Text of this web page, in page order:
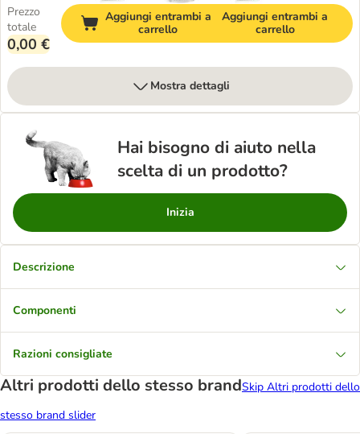
Prezzo
totale
0,00 €
Aggiungi entrambi a
carrello
Aggiungi entrambi a
carrello
Mostra dettagli
Hai bisogno di aiuto nella
scelta di un prodotto?
Inizia
Descrizione
Componenti
Razioni consigliate
Altri prodotti dello stesso brandSkip Altri prodotti dello
stesso brand slider